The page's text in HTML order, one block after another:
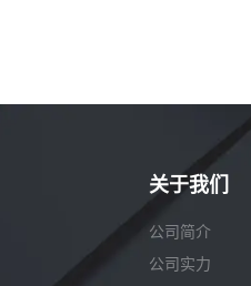
关于我们
公司简介
公司实力